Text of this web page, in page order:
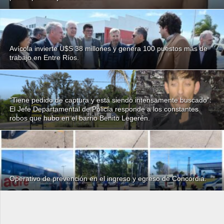
Avícola invierte U$S 38 millones y genera 100 puestos más de
trabajo en Entre Ríos.
“Tiene pedido de captura y está siendo intensamente buscado”:
El Jefe Departamental de Policía responde a los constantes
robos que hubo en el barrio Benito Legerén.
Operativo de prevención en el ingreso y egreso de Concordia.